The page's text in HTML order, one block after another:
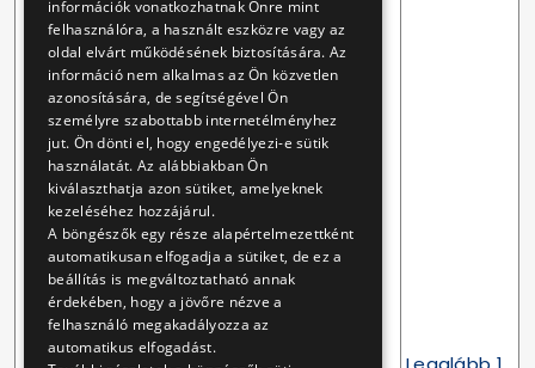
esetében az
egyajánlatos
közbeszerzések aránya
– az uniós értékhatárt
elérő becsült értékű
közbeszerzések
körében – a tárgyévet
megelőző naptári
évben a 20%-ot
meghaladta, az
ajánlatkérő köteles a
tárgyévre vonatkozóan
intézkedési tervet (a
információk vonatkozhatnak Önre mint
felhasználóra, a használt eszközre vagy az
oldal elvárt működésének biztosítására. Az
információ nem alkalmas az Ön közvetlen
azonosítására, de segítségével Ön
személyre szabottabb internetélményhez
jut. Ön dönti el, hogy engedélyezi-e sütik
használatát. Az alábbiakban Ön
kiválaszthatja azon sütiket, amelyeknek
kezeléséhez hozzájárul.
A böngészők egy része alapértelmezettként
automatikusan elfogadja a sütiket, de ez a
beállítás is megváltoztatható annak
érdekében, hogy a jövőre nézve a
felhasználó megakadályozza az
automatikus elfogadást.